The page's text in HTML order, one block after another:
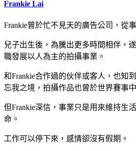
Frankie Lai
Frankie曾於忙不見天的廣告公司，從
兒子出生後，為騰出更多時間相伴，
職發展以人為主的拍攝事業。
和Frankie合作過的伙伴或客人，也知
忘我之境，拍攝作品也曾於世界賽事
但Frankie深信，事業只是用來維持生
命。
工作可以停下來，感情卻沒有假期。